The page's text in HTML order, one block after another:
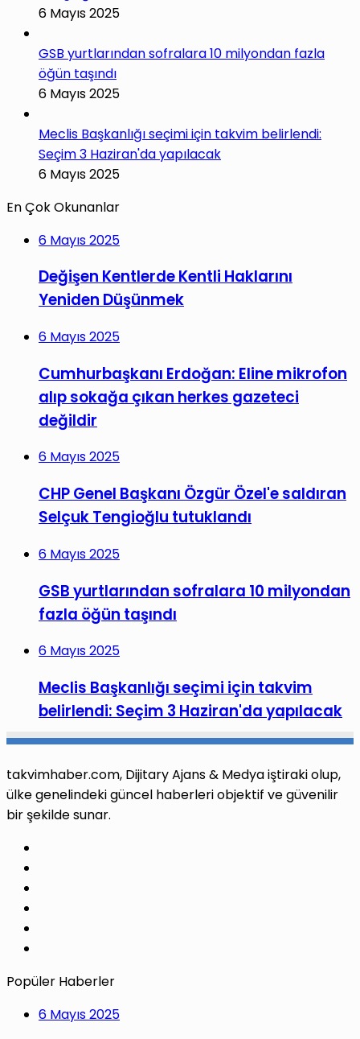
6 Mayıs 2025
GSB yurtlarından sofralara 10 milyondan fazla
öğün taşındı
6 Mayıs 2025
Meclis Başkanlığı seçimi için takvim belirlendi:
Seçim 3 Haziran'da yapılacak
6 Mayıs 2025
En Çok Okunanlar
6 Mayıs 2025
Değişen Kentlerde Kentli Haklarını
Yeniden Düşünmek
6 Mayıs 2025
Cumhurbaşkanı Erdoğan: Eline mikrofon
alıp sokağa çıkan herkes gazeteci
değildir
6 Mayıs 2025
CHP Genel Başkanı Özgür Özel'e saldıran
Selçuk Tengioğlu tutuklandı
6 Mayıs 2025
GSB yurtlarından sofralara 10 milyondan
fazla öğün taşındı
6 Mayıs 2025
Meclis Başkanlığı seçimi için takvim
belirlendi: Seçim 3 Haziran'da yapılacak
takvimhaber.com, Dijitary Ajans & Medya iştiraki olup,
ülke genelindeki güncel haberleri objektif ve güvenilir
bir şekilde sunar.
Popüler Haberler
6 Mayıs 2025